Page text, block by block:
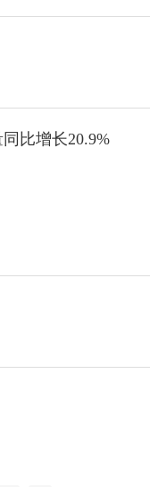
比增长20.9%